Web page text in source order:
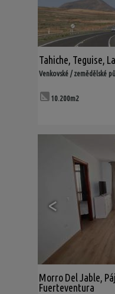
Tahiche, Teguise,
Venkovské / zemědělské
10.200m2
<
Morro Del Jable,
Fuerteventura